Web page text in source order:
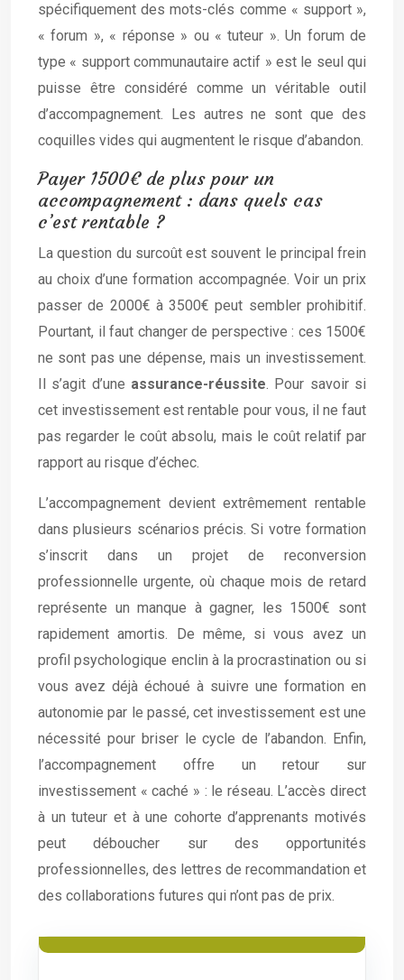
spécifiquement des mots-clés comme « support »,
« forum », « réponse » ou « tuteur ». Un forum de
type « support communautaire actif » est le seul qui
puisse être considéré comme un véritable outil
d’accompagnement. Les autres ne sont que des
coquilles vides qui augmentent le risque d’abandon.
Payer 1500€ de plus pour un
accompagnement : dans quels cas
c’est rentable ?
La question du surcoût est souvent le principal frein
au choix d’une formation accompagnée. Voir un prix
passer de 2000€ à 3500€ peut sembler prohibitif.
Pourtant, il faut changer de perspective : ces 1500€
ne sont pas une dépense, mais un investissement.
Il s’agit d’une assurance-réussite. Pour savoir si
cet investissement est rentable pour vous, il ne faut
pas regarder le coût absolu, mais le coût relatif par
rapport au risque d’échec.
L’accompagnement devient extrêmement rentable
dans plusieurs scénarios précis. Si votre formation
s’inscrit dans un projet de reconversion
professionnelle urgente, où chaque mois de retard
représente un manque à gagner, les 1500€ sont
rapidement amortis. De même, si vous avez un
profil psychologique enclin à la procrastination ou si
vous avez déjà échoué à suivre une formation en
autonomie par le passé, cet investissement est une
nécessité pour briser le cycle de l’abandon. Enfin,
l’accompagnement offre un retour sur
investissement « caché » : le réseau. L’accès direct
à un tuteur et à une cohorte d’apprenants motivés
peut déboucher sur des opportunités
professionnelles, des lettres de recommandation et
des collaborations futures qui n’ont pas de prix.